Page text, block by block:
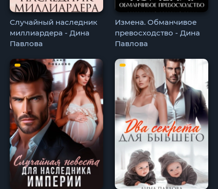
Случайный наследник
миллиардера - Дина
Павлова
Измена. Обманчивое
превосходство - Дина
Павлова